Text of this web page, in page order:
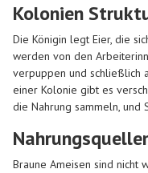
Kolonien
Die Königin legt Eier, die
werden von den
verpuppen und schließlich
einer Kolonie gibt es
die Nahrung sammeln,
Braune Ameisen sind nicht